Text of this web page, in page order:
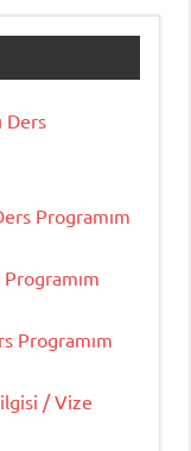
Ders
Programım
Programım
Programım
/ Vize